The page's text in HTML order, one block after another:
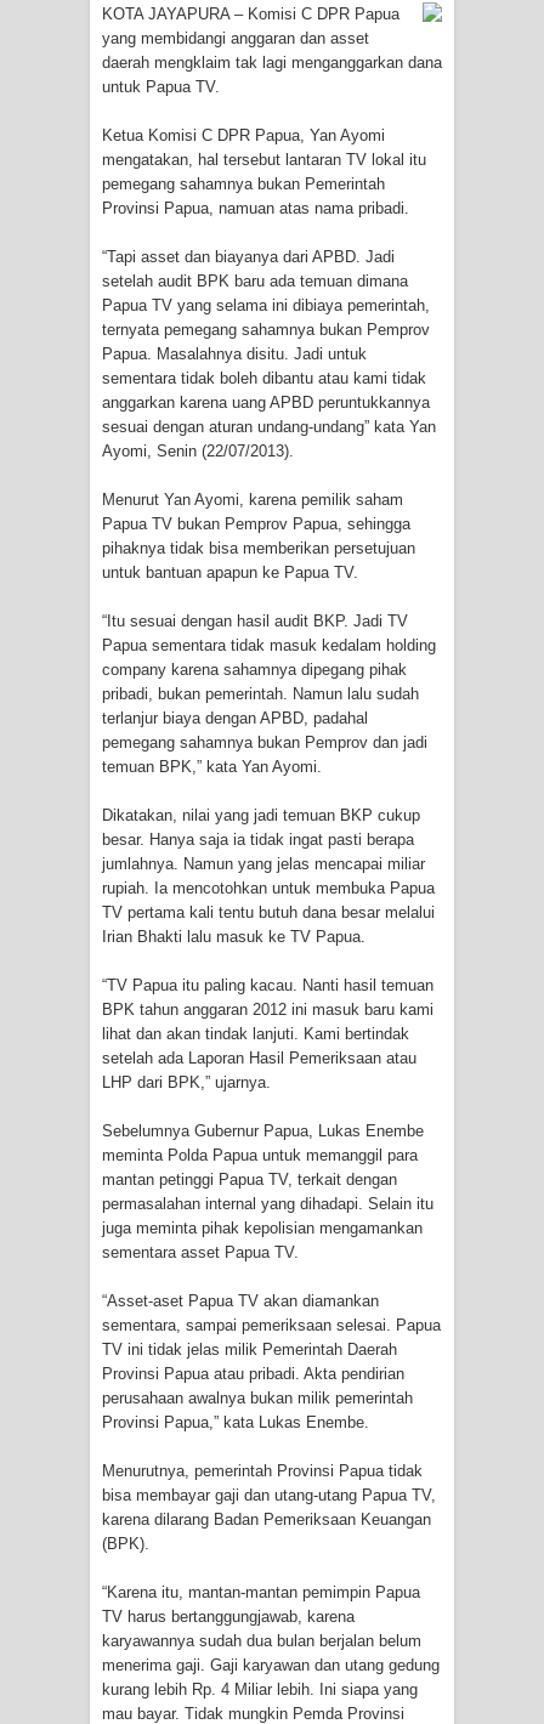
Tiga Personel Polresta Jayapura Kota
Jalani Sidang BP4R di Jayapura
Mengapresiasi Antusiasme Warga
Saat Nonton Bareng Final Piala Dunia
2026 di Lapangan Karang PTC Entrop
Kebakaran Hanguskan Satu Rumah
di Kompleks Asrama Polisi Sorong
Profil Lengkap Papua Barat, Bumi
Profil Lengkap Provinsi Papua, Bumi
Cenderawasih di Ujung Timur
Indonesia
Profil Lengkap Aceh, Provinsi
Istimewa di Ujung Sumatera
Lima Rumah Pribadi Terbakar Di
Hamadi Jayapura Selatan
Gempa M3,3 Guncang Nabire, BMKG
Imbau Waspada Susulan
Mama-Mama Pasar Lama Sentani
Protes Tumpukan Sampah dengan
Menghambur ke Tengah Jalan
Polres Jayapura Terima Laporan
Hilangnya Agustina Ester Bonsapia
Marthen Medlama Sebut Pemprov
Mace
BRI Region 18 Jayapura Salurkan
Polda Papua pada Peringatan Hari
Indonesia Turns Remote Papua
Frontier into National Food Belt with
Mechanized Rice Expansion
KOTA JAYAPURA – Komisi C DPR Papua
yang membidangi anggaran dan asset
daerah mengklaim tak lagi menganggarkan dana
untuk Papua TV.
Ketua Komisi C DPR Papua, Yan Ayomi
mengatakan, hal tersebut lantaran TV lokal itu
pemegang sahamnya bukan Pemerintah
Provinsi Papua, namuan atas nama pribadi.
“Tapi asset dan biayanya dari APBD. Jadi
setelah audit BPK baru ada temuan dimana
Papua TV yang selama ini dibiaya pemerintah,
ternyata pemegang sahamnya bukan Pemprov
Papua. Masalahnya disitu. Jadi untuk
sementara tidak boleh dibantu atau kami tidak
anggarkan karena uang APBD peruntukkannya
sesuai dengan aturan undang-undang” kata Yan
Ayomi, Senin (22/07/2013).
Menurut Yan Ayomi, karena pemilik saham
Papua TV bukan Pemprov Papua, sehingga
pihaknya tidak bisa memberikan persetujuan
untuk bantuan apapun ke Papua TV.
“Itu sesuai dengan hasil audit BKP. Jadi TV
Papua sementara tidak masuk kedalam holding
company karena sahamnya dipegang pihak
pribadi, bukan pemerintah. Namun lalu sudah
terlanjur biaya dengan APBD, padahal
pemegang sahamnya bukan Pemprov dan jadi
temuan BPK,” kata Yan Ayomi.
Dikatakan, nilai yang jadi temuan BKP cukup
besar. Hanya saja ia tidak ingat pasti berapa
jumlahnya. Namun yang jelas mencapai miliar
rupiah. Ia mencotohkan untuk membuka Papua
TV pertama kali tentu butuh dana besar melalui
Irian Bhakti lalu masuk ke TV Papua.
“TV Papua itu paling kacau. Nanti hasil temuan
BPK tahun anggaran 2012 ini masuk baru kami
lihat dan akan tindak lanjuti. Kami bertindak
setelah ada Laporan Hasil Pemeriksaan atau
LHP dari BPK,” ujarnya.
Sebelumnya Gubernur Papua, Lukas Enembe
meminta Polda Papua untuk memanggil para
mantan petinggi Papua TV, terkait dengan
permasalahan internal yang dihadapi. Selain itu
juga meminta pihak kepolisian mengamankan
sementara asset Papua TV.
“Asset-aset Papua TV akan diamankan
sementara, sampai pemeriksaan selesai. Papua
TV ini tidak jelas milik Pemerintah Daerah
Provinsi Papua atau pribadi. Akta pendirian
perusahaan awalnya bukan milik pemerintah
Provinsi Papua,” kata Lukas Enembe.
Menurutnya, pemerintah Provinsi Papua tidak
bisa membayar gaji dan utang-utang Papua TV,
karena dilarang Badan Pemeriksaan Keuangan
(BPK).
“Karena itu, mantan-mantan pemimpin Papua
TV harus bertanggungjawab, karena
karyawannya sudah dua bulan berjalan belum
menerima gaji. Gaji karyawan dan utang gedung
kurang lebih Rp. 4 Miliar lebih. Ini siapa yang
mau bayar. Tidak mungkin Pemda Provinsi